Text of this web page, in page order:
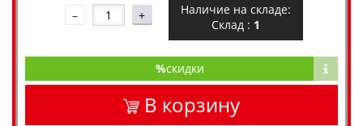
– +
Наличие на складе:
Склад : 1
%скидки
В корзину